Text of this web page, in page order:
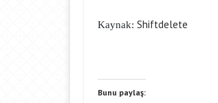
Kaynak: Shiftdelete
Bunu paylaş: